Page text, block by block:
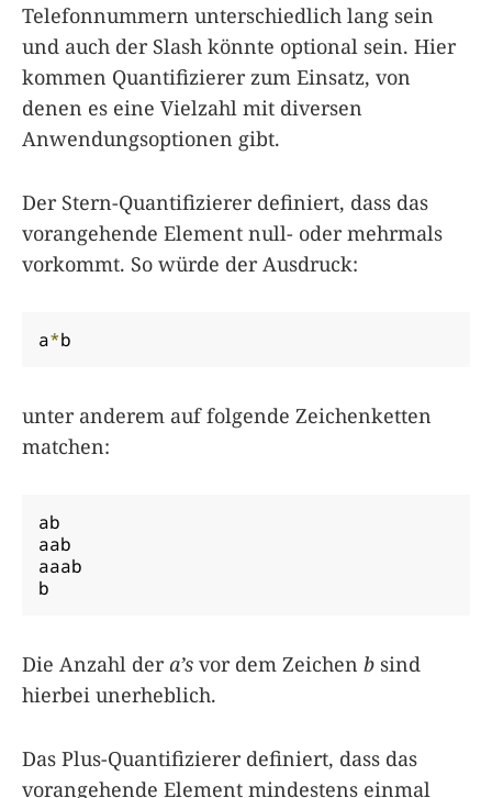
Telefonnummern unterschiedlich lang sein
und auch der Slash könnte optional sein. Hier
kommen Quantifizierer zum Einsatz, von
denen es eine Vielzahl mit diversen
Anwendungsoptionen gibt.
Der Stern-Quantifizierer definiert, dass das
vorangehende Element null- oder mehrmals
vorkommt. So würde der Ausdruck:
a*b
unter anderem auf folgende Zeichenketten
matchen:
ab
aab
aaab
b
Die Anzahl dera’s vor dem Zeichen b sind
hierbei unerheblich.
Das Plus-Quantifizierer definiert, dass das
vorangehende Element mindestens einmal